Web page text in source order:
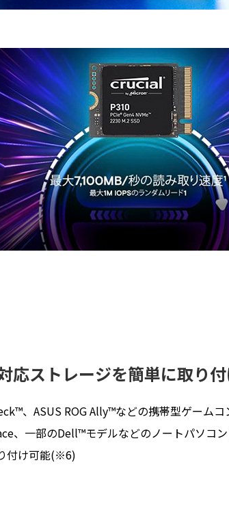
応ストレージを簡単に取り
、ASUS ROG Ally™などの携帯型ゲーム
、一部のDell™モデルなどのノートパソコ
付け可能(※6)